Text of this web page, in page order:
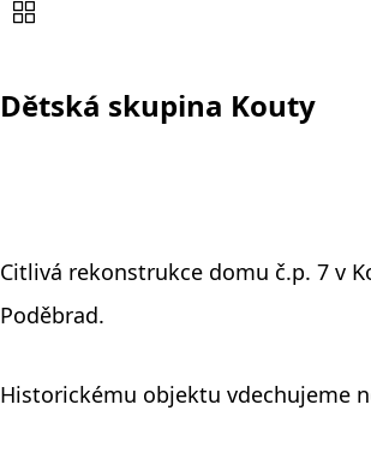
Dětská skupina Kouty
Citlivá rekonstrukce domu č.p. 7 v
Poděbrad.
Historickému objektu vdechujeme